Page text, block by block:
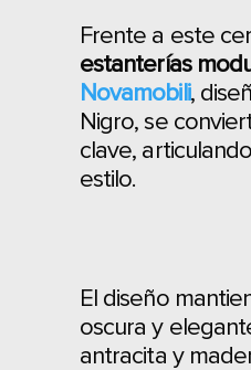
Frente a este
estanterías
Novamobili,
Nigro, se
clave,
estilo.
El diseño
oscura y
antracita y